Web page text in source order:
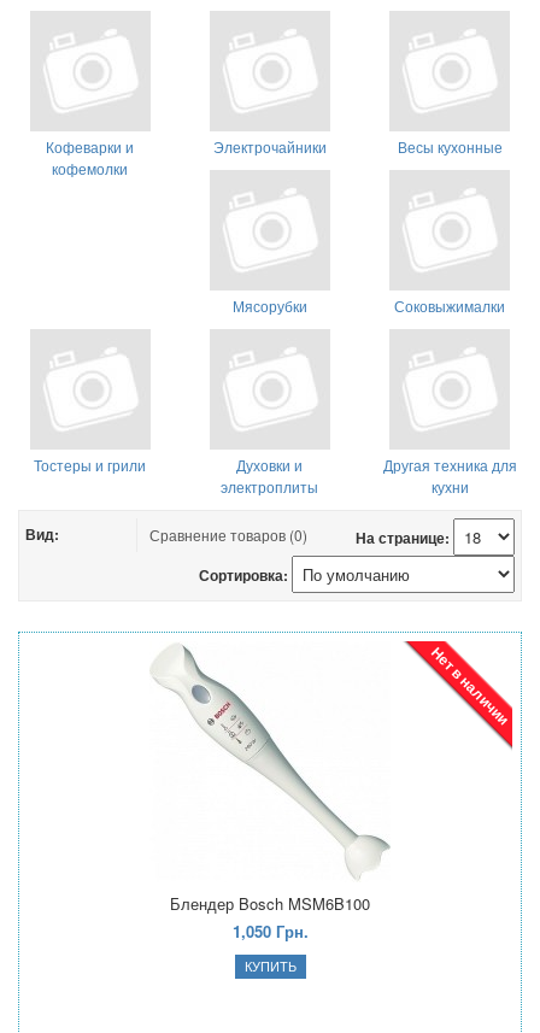
Кофеварки и
кофемолки
Электрочайники Весы кухонные
Мясорубки Соковыжималки
Тостеры и грили
Духовки и
электроплиты
Другая техника для
кухни
Вид: Сравнение товаров (0)
На странице:
Сортировка:
Нет в наличии
Блендер Bosch MSM6B100
1,050 Грн.